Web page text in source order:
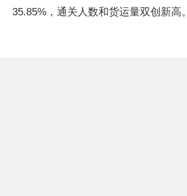
35.85%，通关人数和货运量双创新高。